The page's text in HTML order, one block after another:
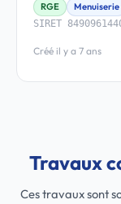
RGE
Menuiserie
SIRET
Créé il y a 7 ans
Travaux
Ces travaux sont